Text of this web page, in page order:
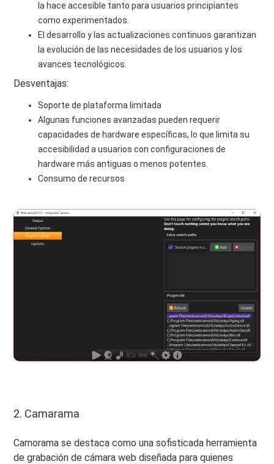
la hace accesible tanto para usuarios principiantes
como experimentados.
El desarrollo y las actualizaciones continuos garantizan
la evolución de las necesidades de los usuarios y los
avances tecnológicos.
Desventajas:
Soporte de plataforma limitada
Algunas funciones avanzadas pueden requerir
capacidades de hardware específicas, lo que limita su
accesibilidad a usuarios con configuraciones de
hardware más antiguas o menos potentes.
Consumo de recursos
2. Camarama
Camorama se destaca como una sofisticada herramienta
de grabación de cámara web diseñada para quienes